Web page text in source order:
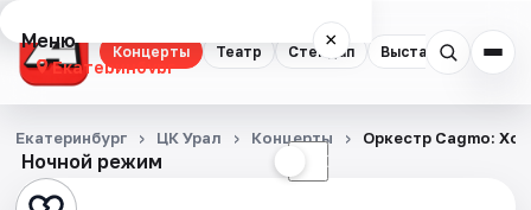
Концерты Театр Стендап Выставки
Меню ×
Екатеринбург
Концерты
Театр
Ночной режим ☾
Екатеринбург ЦК Урал Концерты Оркестр Cagmo: